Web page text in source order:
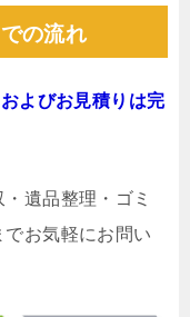
の流れ
よびお見積りは完
遺品整理・ゴミ
お気軽にお問い